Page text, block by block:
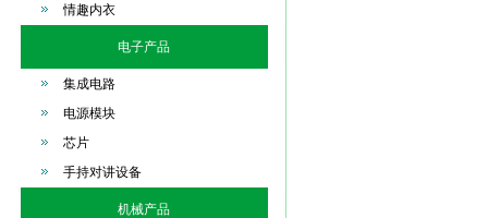
情趣内衣
电子产品
集成电路
电源模块
芯片
手持对讲设备
机械产品